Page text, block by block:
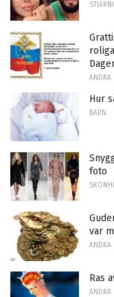
ANDRA
Hur
BARN
foto
var
ANDRA
Ras
ANDRA